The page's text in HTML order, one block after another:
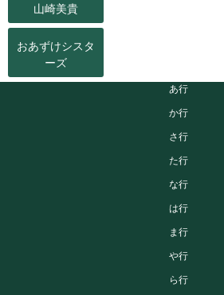
山崎美貴
おあずけシスタ
ーズ
あ行
か行
さ行
た行
な行
は行
ま行
や行
ら行